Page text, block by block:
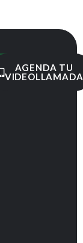
AGENDA TU
VIDEOLLAMADA